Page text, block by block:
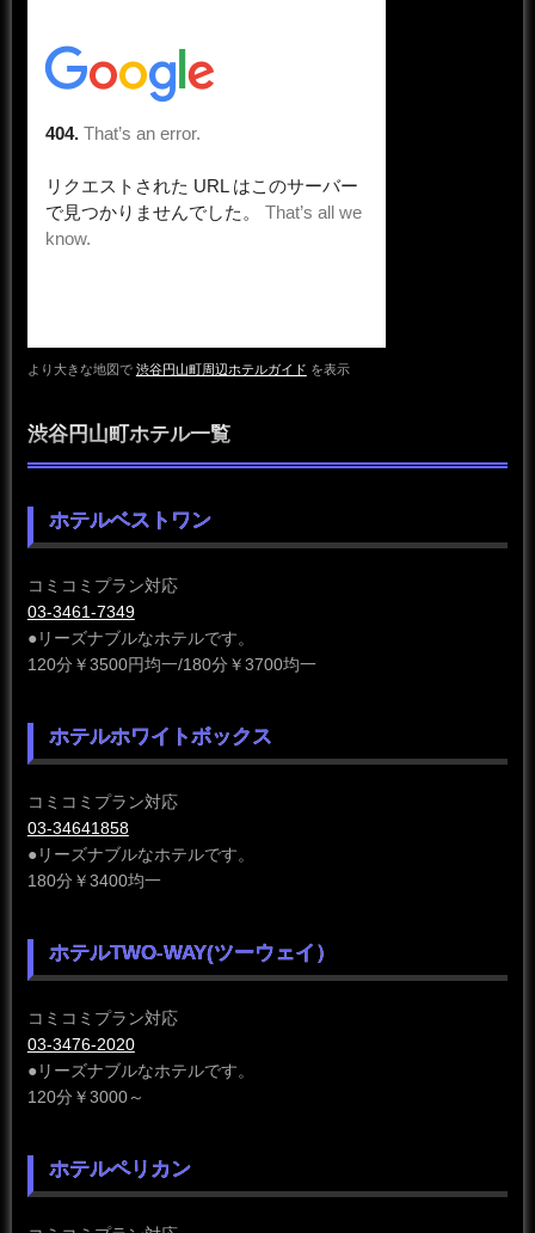
より大きな地図で 渋谷円山町周辺ホテルガイド を表示
渋谷円山町ホテル一覧
ホテルベストワン
コミコミプラン対応
03-3461-7349
●リーズナブルなホテルです。
120分￥3500円均一/180分￥3700均一
ホテルホワイトボックス
コミコミプラン対応
03-34641858
●リーズナブルなホテルです。
180分￥3400均一
ホテルTWO-WAY(ツーウェイ）
コミコミプラン対応
03-3476-2020
●リーズナブルなホテルです。
120分￥3000～
ホテルペリカン